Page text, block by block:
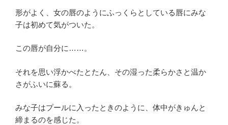
形がよく、女の唇のようにふっくらとしている唇にみな
子は初めて気がついた。
この唇が自分に……。
それを思い浮かべたとたん、その湿った柔らかさと温か
さがふいに蘇る。
みな子はプールに入ったときのように、体中がきゅんと
締まるのを感じた。